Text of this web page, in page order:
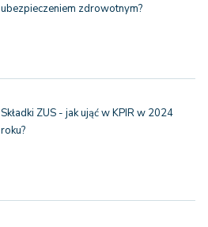
ubezpieczeniem zdrowotnym?
Składki ZUS - jak ująć w KPIR w 2024
roku?